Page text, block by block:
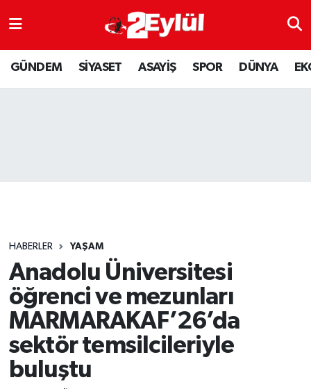
GÜNDEM SİYASET ASAYİŞ SPOR DÜNYA
HABERLER YAŞAM
Anadolu Üniversitesi
öğrenci ve mezunları
MARMARAKAF’26’da
sektör temsilcileriyle
buluştu
ASAYİŞ
DÜNYA
SPOR
YAŞAM
Nöbetçi Eczaneler
Hava Durumu
Son Dakika Haberleri
Haber Arşivi